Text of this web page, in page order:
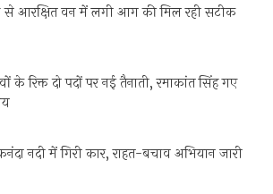
से आरक्षित वन में लगी आग की मिल रही सटीक
रिक्त दो पदों पर नई तैनाती, रमाकांत सिंह गए
नदी में गिरी कार, राहत-बचाव अभियान जारी